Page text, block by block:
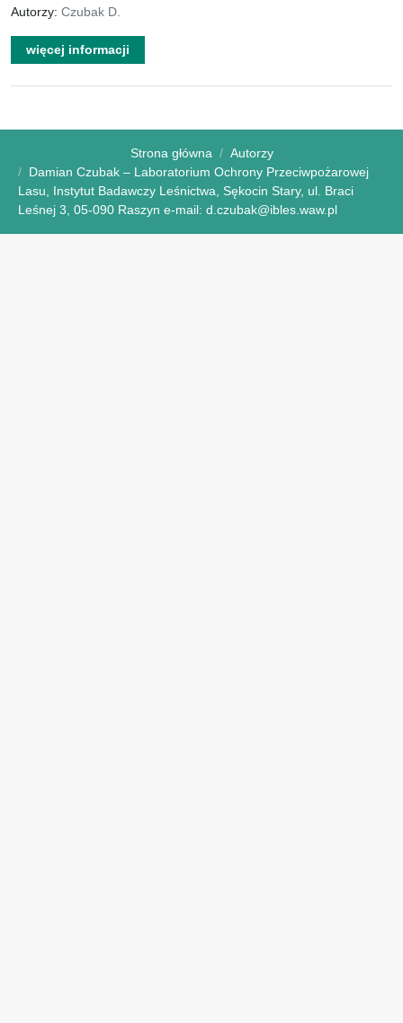
Autorzy: Czubak D.
więcej informacji
Strona główna
Autorzy
Damian Czubak – Laboratorium Ochrony Przeciwpożarowej
Lasu, Instytut Badawczy Leśnictwa, Sękocin Stary, ul. Braci
Leśnej 3, 05-090 Raszyn e-mail: d.czubak@ibles.waw.pl